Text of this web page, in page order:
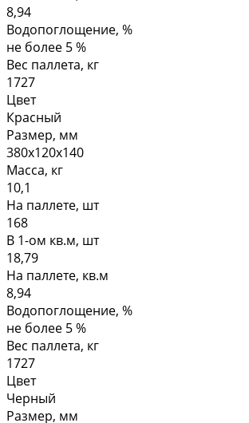
8,94
Водопоглощение, %
не более 5 %
Вес паллета, кг
1727
Цвет
Красный
Размер, мм
380х120х140
Масса, кг
10,1
На паллете, шт
168
В 1-ом кв.м, шт
18,79
На паллете, кв.м
8,94
Водопоглощение, %
не более 5 %
Вес паллета, кг
1727
Цвет
Черный
Размер, мм